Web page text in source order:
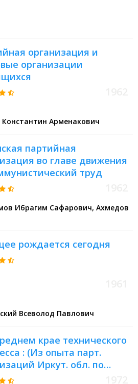
организация и
организации
Константин Арменакович
партийная
во главе движения
труд
Ибрагим Сафарович, Ахмедов
рождается сегодня
Всеволод Павлович
крае технического
: (Из опыта парт.
Иркут. обл. по
роли инж.-техн.